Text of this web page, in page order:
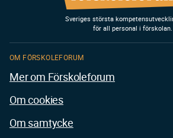
Sveriges största
för all personal i förskolan.
OM FÖRSKOLEFORUM
Mer om Förskoleforum
Om cookies
Om samtycke